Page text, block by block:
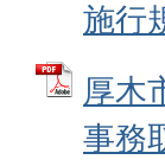
施行
厚木
事務